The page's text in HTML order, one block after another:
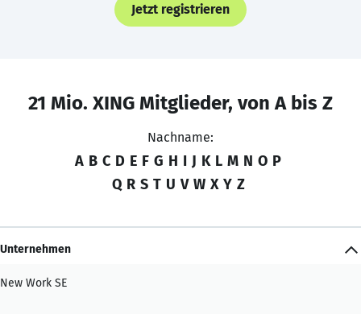
Jetzt registrieren
21 Mio. XING Mitglieder, von A bis Z
Nachname:
A B C D E F G H I J K L M N O P
Q R S T U V W X Y Z
Unternehmen
New Work SE